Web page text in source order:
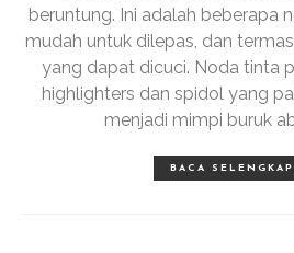
beruntung. Ini adalah beberapa
mudah untuk dilepas, dan
yang dapat dicuci. Noda tinta
highlighters dan spidol yang
menjadi mimpi buruk
BACA